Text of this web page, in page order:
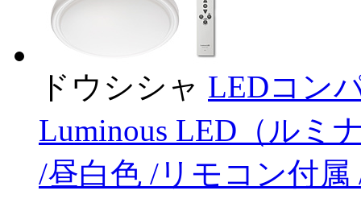
ドウシシャ LEDコン
Luminous LED（ルミ
/昼白色 /リモコン付